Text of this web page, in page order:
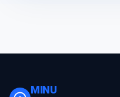
MINU